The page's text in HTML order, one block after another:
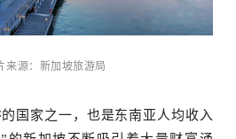
来源：新加坡旅游局
国家之一，也是东南亚人均收入